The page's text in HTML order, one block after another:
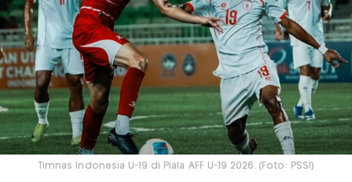
Timnas Indonesia U-19 di Piala AFF U-19 2026. (Foto: PSSI)